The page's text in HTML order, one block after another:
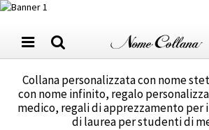
Collana personalizzata con nome
con nome infinito, regalo
medico, regali di apprezzamento per
di laurea per studenti di